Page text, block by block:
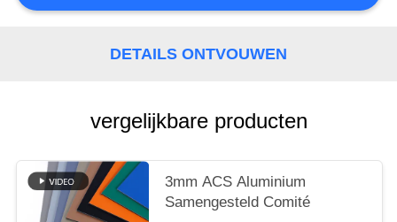
DETAILS ONTVOUWEN
vergelijkbare producten
3mm ACS Aluminium
Samengesteld Comité